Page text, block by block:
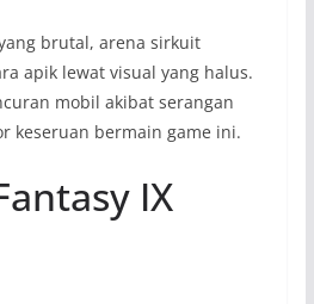
brutal, arena sirkuit
apik lewat visual yang halus.
mobil akibat serangan
keseruan bermain game ini.
IX